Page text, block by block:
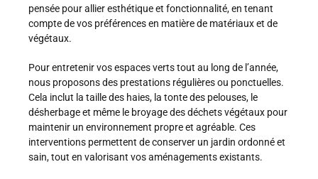
pensée pour allier esthétique et fonctionnalité, en tenant
compte de vos préférences en matière de matériaux et de
végétaux.
Pour entretenir vos espaces verts tout au long de l’année,
nous proposons des prestations régulières ou ponctuelles.
Cela inclut la taille des haies, la tonte des pelouses, le
désherbage et même le broyage des déchets végétaux pour
maintenir un environnement propre et agréable. Ces
interventions permettent de conserver un jardin ordonné et
sain, tout en valorisant vos aménagements existants.